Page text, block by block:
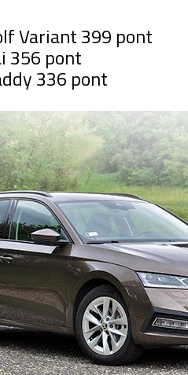
Variant 399 pont
356 pont
336 pont